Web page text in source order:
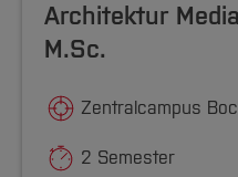
Architektur
M.Sc.
Zentralcampus
2 Semester